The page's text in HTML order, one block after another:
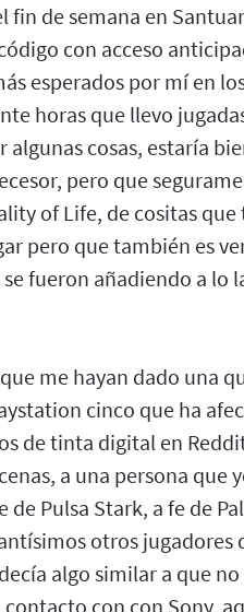
de semana en
con acceso
esperados por mí en
horas que llevo
cosas, estaría
pero que
of Life, de cositas
pero que también es
fueron añadiendo a lo
me hayan dado una
cinco que ha
de tinta digital en
a una persona que
Pulsa Stark, a fe de
otros jugadores
algo similar a que
con con Sony,